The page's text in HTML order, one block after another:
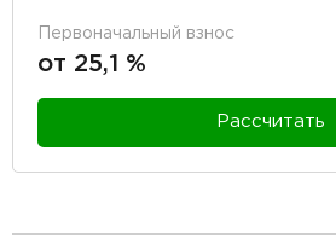
Первоначальный взнос
от 25,1 %
Рассчитать